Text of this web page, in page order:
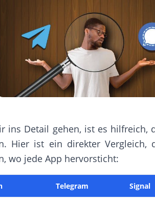
ins Detail gehen, ist es hilfreich,
Hier ist ein direkter Vergleich,
wo jede App hervorsticht:
Telegram Signal